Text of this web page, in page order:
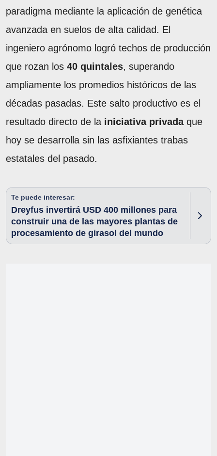
paradigma mediante la aplicación de genética
avanzada en suelos de alta calidad. El
ingeniero agrónomo logró techos de producción
que rozan los 40 quintales, superando
ampliamente los promedios históricos de las
décadas pasadas. Este salto productivo es el
resultado directo de la iniciativa privadaque
hoy se desarrolla sin las asfixiantes trabas
estatales del pasado.
Te puede interesar:
Dreyfus invertirá USD 400 millones para
construir una de las mayores plantas de
procesamiento de girasol del mundo